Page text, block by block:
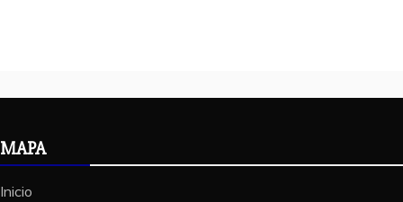
MAPA
Inicio